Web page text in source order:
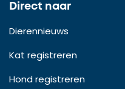
Direct naar
Dierennieuws
Kat registreren
Hond registreren